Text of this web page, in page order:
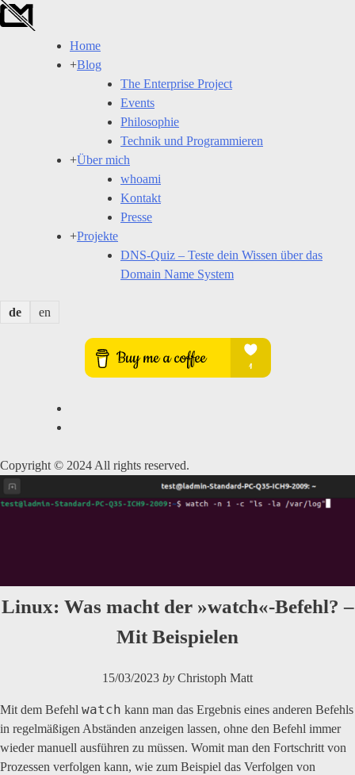
Skip
to
Home
+Blog
The Enterprise Project
Events
Philosophie
Technik und Programmieren
+Über mich
whoami
Kontakt
Presse
+Projekte
DNS-Quiz – Teste dein Wissen über das
Domain Name System
de en
Copyright © 2024 All rights reserved.
Linux: Was macht der »watch«-Befehl? –
Mit Beispielen
15/03/2023 by Christoph Matt
Mit dem Befehl watch kann man das Ergebnis eines anderen Befehls
in regelmäßigen Abständen anzeigen lassen, ohne den Befehl immer
wieder manuell ausführen zu müssen. Womit man den Fortschritt von
Prozessen verfolgen kann, wie zum Beispiel das Verfolgen von